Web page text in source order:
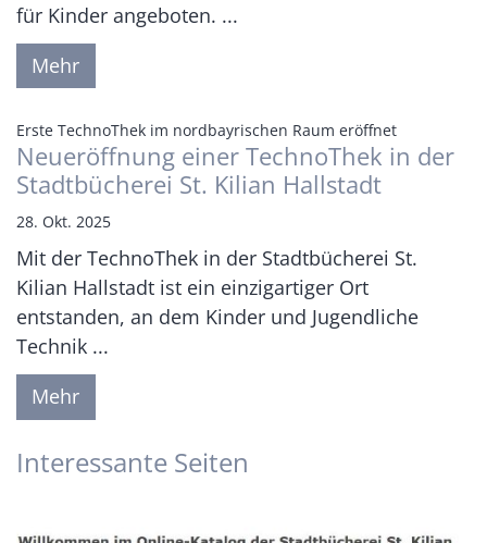
für Kinder angeboten. ...
Mehr
Erste TechnoThek im nordbayrischen Raum eröffnet:
Neueröffnung einer TechnoThek in der
Stadtbücherei St. Kilian Hallstadt
28. Okt. 2025
Mit der TechnoThek in der Stadtbücherei St.
Kilian Hallstadt ist ein einzigartiger Ort
entstanden, an dem Kinder und Jugendliche
Technik ...
Mehr
Interessante Seiten